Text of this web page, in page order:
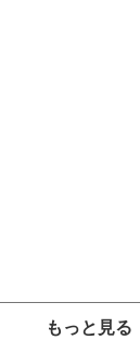
もっと見る